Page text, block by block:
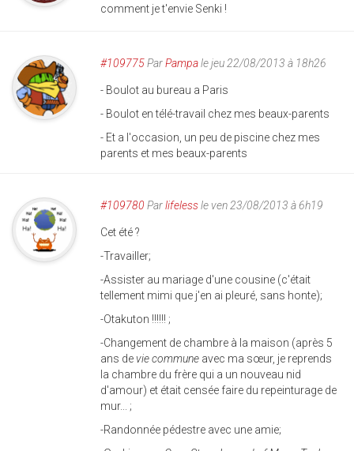
comment je t'envie Senki !
#109775ParPampale jeu 22/08/2013 à 18h26
- Boulot au bureau a Paris
- Boulot en télé-travail chez mes beaux-parents
- Et a l'occasion, un peu de piscine chez mes
parents et mes beaux-parents
#109780 Parlifelessle ven 23/08/2013 à 6h19
Cet été ?
-Travailler;
-Assister au mariage d'une cousine (c'était
tellement mimi que j'en ai pleuré, sans honte);
-Otakuton !!!!!! ;
-Changement de chambre à la maison (après 5
ans devie commune avec ma sœur, je reprends
la chambre du frère qui a un nouveau nid
d'amour) et était censée faire du repeinturage de
mur... ;
-Randonnée pédestre avec une amie;